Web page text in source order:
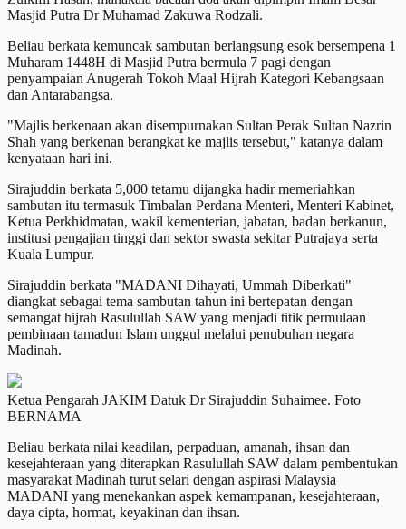
Masjid Putra Dr Muhamad Zakuwa Rodzali.
Beliau berkata kemuncak sambutan berlangsung esok bersempena 1
Muharam 1448H di Masjid Putra bermula 7 pagi dengan
penyampaian Anugerah Tokoh Maal Hijrah Kategori Kebangsaan
dan Antarabangsa.
"Majlis berkenaan akan disempurnakan Sultan Perak Sultan Nazrin
Shah yang berkenan berangkat ke majlis tersebut," katanya dalam
kenyataan hari ini.
Sirajuddin berkata 5,000 tetamu dijangka hadir memeriahkan
sambutan itu termasuk Timbalan Perdana Menteri, Menteri Kabinet,
Ketua Perkhidmatan, wakil kementerian, jabatan, badan berkanun,
institusi pengajian tinggi dan sektor swasta sekitar Putrajaya serta
Kuala Lumpur.
Sirajuddin berkata "MADANI Dihayati, Ummah Diberkati"
diangkat sebagai tema sambutan tahun ini bertepatan dengan
semangat hijrah Rasulullah SAW yang menjadi titik permulaan
pembinaan tamadun Islam unggul melalui penubuhan negara
Madinah.
Ketua Pengarah JAKIM Datuk Dr Sirajuddin Suhaimee. Foto
BERNAMA
Beliau berkata nilai keadilan, perpaduan, amanah, ihsan dan
kesejahteraan yang diterapkan Rasulullah SAW dalam pembentukan
masyarakat Madinah turut selari dengan aspirasi Malaysia
MADANI yang menekankan aspek kemampanan, kesejahteraan,
daya cipta, hormat, keyakinan dan ihsan.